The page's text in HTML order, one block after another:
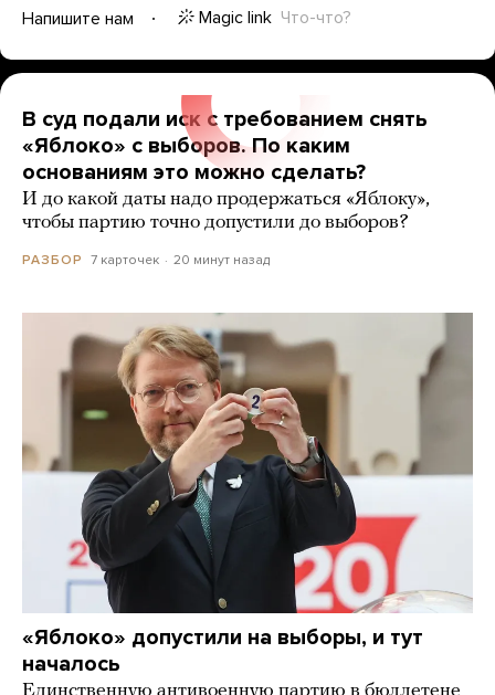
Напишите нам
Magic link Что-что?
В суд подали иск с требованием снять
«Яблоко» с выборов. По каким
основаниям это можно сделать?
И до какой даты надо продержаться «Яблоку»,
чтобы партию точно допустили до выборов?
РАЗБОР 7 карточек 20 минут назад
«Яблоко» допустили на выборы, и тут
началось